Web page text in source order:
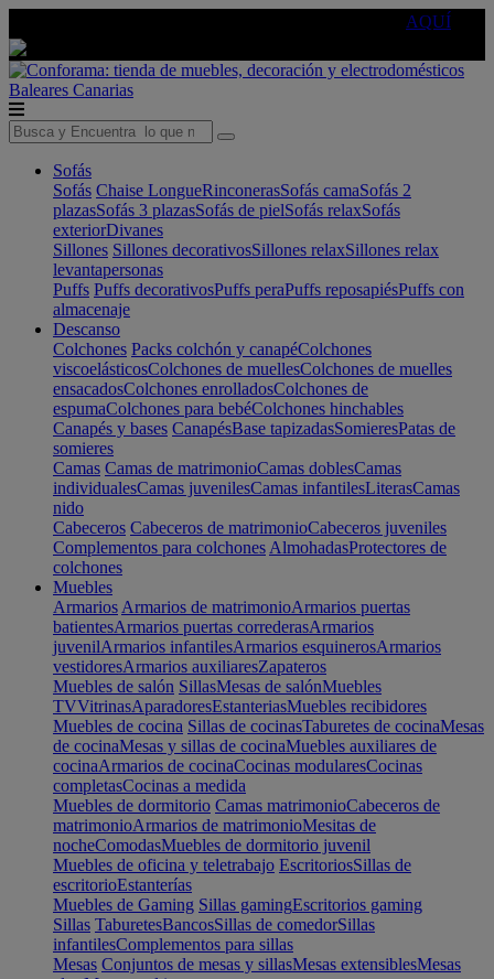
AQUÍ
Baleares Canarias
Sofás
Sofás Chaise LongueRinconerasSofás camaSofás 2
plazasSofás 3 plazasSofás de pielSofás relaxSofás
exteriorDivanes
Sillones Sillones decorativosSillones relaxSillones relax
levantapersonas
Puffs Puffs decorativosPuffs peraPuffs reposapiésPuffs con
almacenaje
Descanso
Colchones Packs colchón y canapéColchones
viscoelásticosColchones de muellesColchones de muelles
ensacadosColchones enrolladosColchones de
espumaColchones para bebéColchones hinchables
Canapés y bases CanapésBase tapizadasSomieresPatas de
somieres
Camas Camas de matrimonioCamas doblesCamas
individualesCamas juvenilesCamas infantilesLiterasCamas
nido
Cabeceros Cabeceros de matrimonioCabeceros juveniles
Complementos para colchones AlmohadasProtectores de
colchones
Muebles
Armarios Armarios de matrimonioArmarios puertas
batientesArmarios puertas correderasArmarios
juvenilArmarios infantilesArmarios esquinerosArmarios
vestidoresArmarios auxiliaresZapateros
Muebles de salón SillasMesas de salónMuebles
TVVitrinasAparadoresEstanteriasMuebles recibidores
Muebles de cocina Sillas de cocinasTaburetes de cocinaMesas
de cocinaMesas y sillas de cocinaMuebles auxiliares de
cocinaArmarios de cocinaCocinas modularesCocinas
completasCocinas a medida
Muebles de dormitorio Camas matrimonioCabeceros de
matrimonioArmarios de matrimonioMesitas de
nocheComodasMuebles de dormitorio juvenil
Muebles de oficina y teletrabajo EscritoriosSillas de
escritorioEstanterías
Muebles de Gaming Sillas gamingEscritorios gaming
Sillas TaburetesBancosSillas de comedorSillas
infantilesComplementos para sillas
Mesas Conjuntos de mesas y sillasMesas extensiblesMesas